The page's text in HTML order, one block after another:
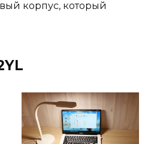
корпус, который